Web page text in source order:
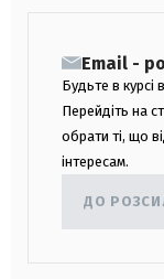
Email -
Будьте в курсі
Перейдіть на
обрати ті, що
інтересам.
ДО